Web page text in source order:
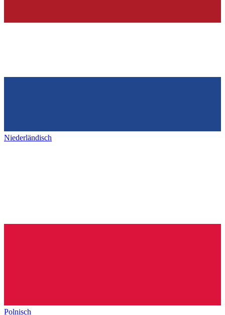
Niederländisch
Polnisch